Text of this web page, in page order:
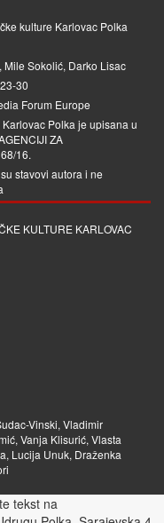
kulture Karlovac Polka
Sokolić, Darko Lisac
30
Forum Europe
Polka je upisana u
ZA
16.
stavovi autora i ne
KULTURE KARLOVAC
Vinski, Vladimir
Vanja Klisurić, Vlasta
Lucija Unuk, Draženka
tekst na